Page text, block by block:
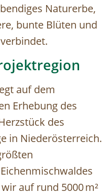
Naturerbe,
bunte Blüten und
auf dem
Erhebung des
des
in Niederösterreich.
auf rund 5000 m²